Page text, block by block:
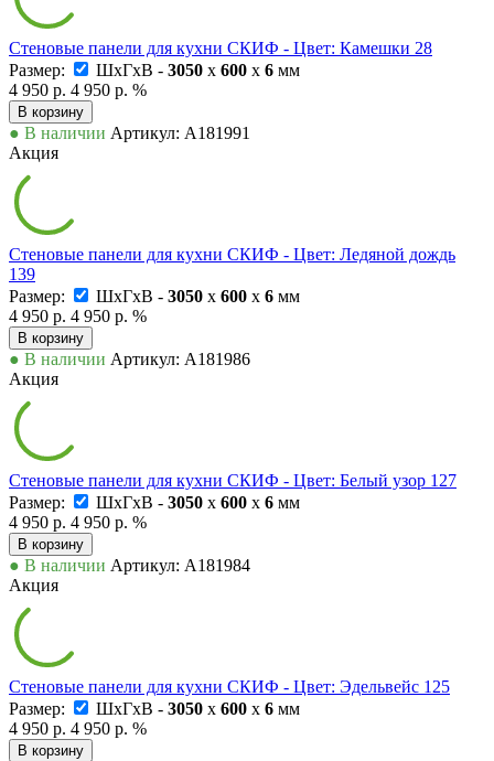
Стеновые панели для кухни СКИФ - Цвет: Камешки 28
Размер:
ШxГxВ - 3050 x 600 x 6 мм
4 950 р. 4 950 р. %
В корзину
● В наличии Артикул: А181991
Акция
Стеновые панели для кухни СКИФ - Цвет: Ледяной дождь
139
Размер:
ШxГxВ - 3050 x 600 x 6 мм
4 950 р. 4 950 р. %
В корзину
● В наличии Артикул: А181986
Акция
Стеновые панели для кухни СКИФ - Цвет: Белый узор 127
Размер:
ШxГxВ - 3050 x 600 x 6 мм
4 950 р. 4 950 р. %
В корзину
● В наличии Артикул: А181984
Акция
Стеновые панели для кухни СКИФ - Цвет: Эдельвейс 125
Размер:
ШxГxВ - 3050 x 600 x 6 мм
4 950 р. 4 950 р. %
В корзину